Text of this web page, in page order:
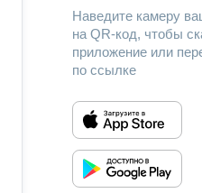
Наведите камеру
на QR-код, чтобы
приложение или
по ссылке